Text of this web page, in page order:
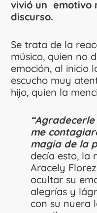
vivió un emotivo
discurso.
Se trata de la
músico, quien no
emoción, al inicio
escucho muy
hijo, quien la
me
magia de la
decía esto, la
Aracely
ocultar su
alegrías y
con su nuera